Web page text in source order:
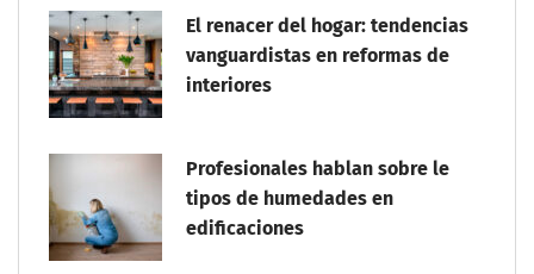
El renacer del hogar: tendencias
vanguardistas en reformas de
interiores
Profesionales hablan sobre le
tipos de humedades en
edificaciones